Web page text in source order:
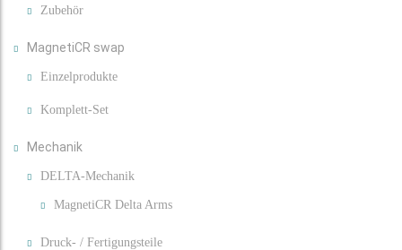
Zubehör
MagnetiCR swap
Einzelprodukte
Komplett-Set
Mechanik
DELTA-Mechanik
MagnetiCR Delta Arms
Druck- / Fertigungsteile